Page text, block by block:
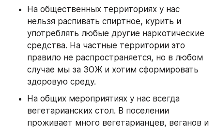
На общественных территориях у нас
нельзя распивать спиртное, курить и
употреблять любые другие наркотические
средства. На частные территории это
правило не распространяется, но в любом
случае мы за ЗОЖ и хотим сформировать
здоровую среду.
На общих мероприятиях у нас всегда
вегетарианских стол. В поселении
проживает много вегетарианцев, веганов и